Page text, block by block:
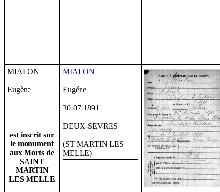
MIALON
Eugène
est inscrit sur
le monument
aux Morts de
SAINT
MARTIN
LES MELLE
MIALON
Eugéne
30-07-1891
DEUX-SEVRES
(ST MARTIN LES
MELLE)